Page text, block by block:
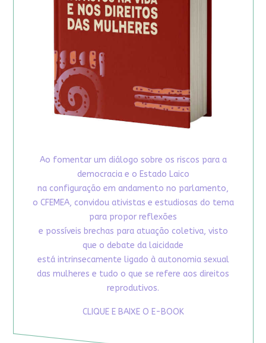
Ao fomentar um diálogo sobre os riscos para a
democracia e o Estado Laico
na configuração em andamento no parlamento,
o CFEMEA, convidou ativistas e estudiosas do tema
para propor reflexões
e possíveis brechas para atuação coletiva, visto
que o debate da laicidade
está intrinsecamente ligado à autonomia sexual
das mulheres e tudo o que se refere aos direitos
reprodutivos.
CLIQUE E BAIXE O E-BOOK